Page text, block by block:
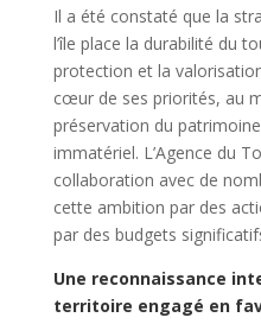
Il a été constaté que la
l’île place la durabilité du
protection et la
cœur de ses priorités, au
préservation du
immatériel. L’Agence du
collaboration avec de
cette ambition par des
par des budgets
Une reconnaissance
territoire engagé en